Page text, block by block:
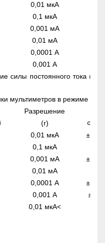
0,01 мкА
0,1 мкА
0,001 мА
0,01 мА
0,0001 А
0,001 А
силы постоянного тока
мультиметров в режиме
Разрешение
(r)
0,01 мкА
±
0,1 мкА
±
0,001 мА
0,01 мА
0,0001 А
±
0,001 А
±
0,01 мкА<